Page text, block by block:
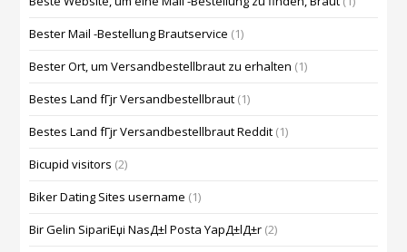
Bester Mail -Bestellung Brautservice (1)
Bester Ort, um Versandbestellbraut zu erhalten (1)
Bestes Land fГјr Versandbestellbraut (1)
Bestes Land fГјr Versandbestellbraut Reddit (1)
Bicupid visitors (2)
Biker Dating Sites username (1)
Bir Gelin SipariЕџi NasД±l Posta YapД±lД±r (2)